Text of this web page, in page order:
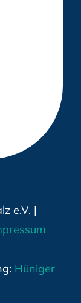
e.V. |
Hüniger